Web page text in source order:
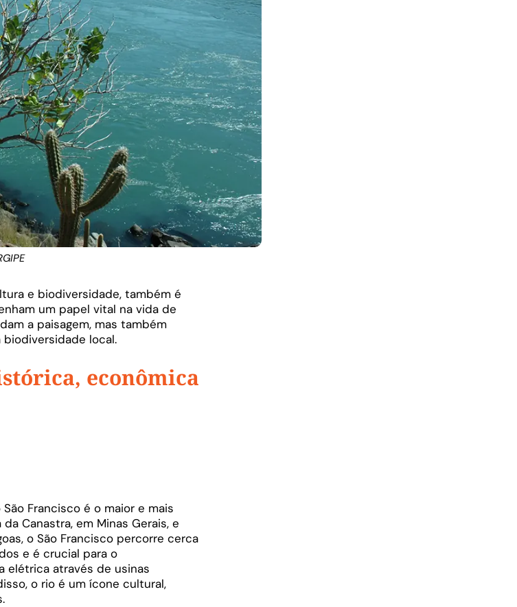
e biodiversidade, também é
um papel vital na vida de
a paisagem, mas também
local.
econômica
Francisco é o maior e mais
Canastra, em Minas Gerais, e
o São Francisco percorre cerca
e é crucial para o
elétrica através de usinas
o rio é um ícone cultural,